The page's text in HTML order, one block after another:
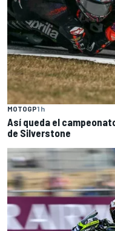
MOTOGP1 h
Así queda el
de Silverstone